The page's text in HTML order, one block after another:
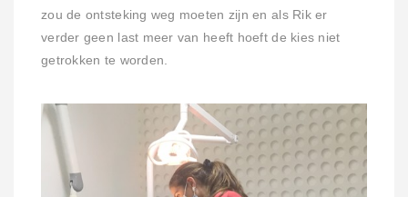
zou de ontsteking weg moeten zijn en als Rik er
verder geen last meer van heeft hoeft de kies niet
getrokken te worden.